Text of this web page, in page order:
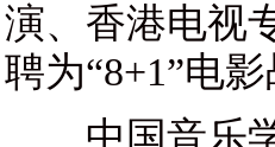
演、香港电视
聘为“8+1”电
中国音乐学